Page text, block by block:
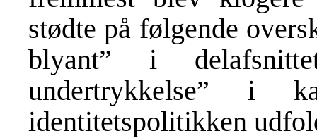
stødte på følgende
blyant” i
undertrykkelse” i
identitetspolitikken